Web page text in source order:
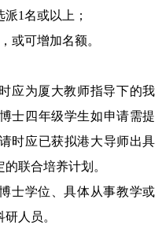
1名或以上；
或可增加名额。
应为厦大教师指导下的我
士四年级学生如申请需提
时应已获拟港大导师出具
联合培养计划。
士学位、具体从事教学或
人员。